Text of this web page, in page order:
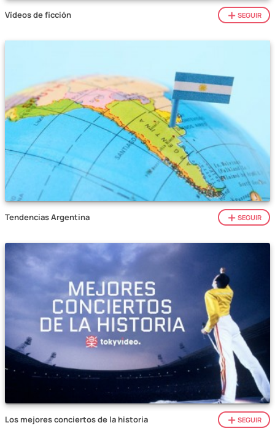
Vídeos de ficción SEGUIR
Tendencias Argentina SEGUIR
Los mejores conciertos de la historia SEGUIR